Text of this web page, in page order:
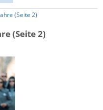
(Seite 2)
(Seite 2)